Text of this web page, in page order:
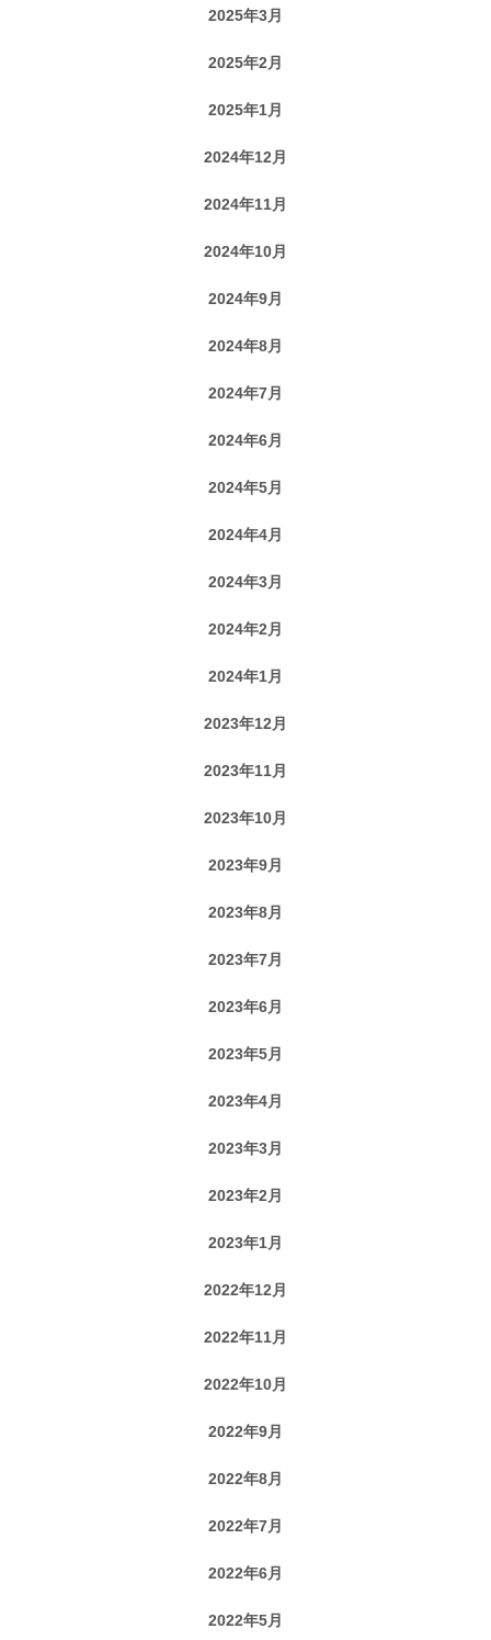
2025年3月
2025年2月
2025年1月
2024年12月
2024年11月
2024年10月
2024年9月
2024年8月
2024年7月
2024年6月
2024年5月
2024年4月
2024年3月
2024年2月
2024年1月
2023年12月
2023年11月
2023年10月
2023年9月
2023年8月
2023年7月
2023年6月
2023年5月
2023年4月
2023年3月
2023年2月
2023年1月
2022年12月
2022年11月
2022年10月
2022年9月
2022年8月
2022年7月
2022年6月
2022年5月